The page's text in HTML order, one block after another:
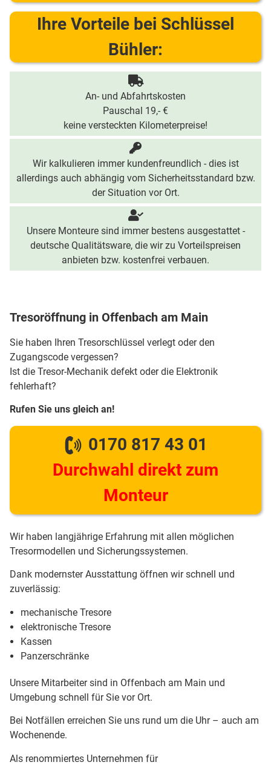
Ihre Vorteile bei Schlüssel
Bühler:
An- und Abfahrtskosten
Pauschal 19,- €
keine versteckten Kilometerpreise!
Wir kalkulieren immer kundenfreundlich - dies ist
allerdings auch abhängig vom Sicherheitsstandard bzw.
der Situation vor Ort.
Unsere Monteure sind immer bestens ausgestattet -
deutsche Qualitätsware, die wir zu Vorteilspreisen
anbieten bzw. kostenfrei verbauen.
Tresoröffnung in Offenbach am Main
Sie haben Ihren Tresorschlüssel verlegt oder den
Zugangscode vergessen?
Ist die Tresor-Mechanik defekt oder die Elektronik
fehlerhaft?
Rufen Sie uns gleich an!
0170 817 43 01
Durchwahl direkt zum
Monteur
Wir haben langjährige Erfahrung mit allen möglichen
Tresormodellen und Sicherungssystemen.
Dank modernster Ausstattung öffnen wir schnell und
zuverlässig:
mechanische Tresore
elektronische Tresore
Kassen
Panzerschränke
Unsere Mitarbeiter sind in Offenbach am Main und
Umgebung schnell für Sie vor Ort.
Bei Notfällen erreichen Sie uns rund um die Uhr – auch am
Wochenende.
Als renommiertes Unternehmen für